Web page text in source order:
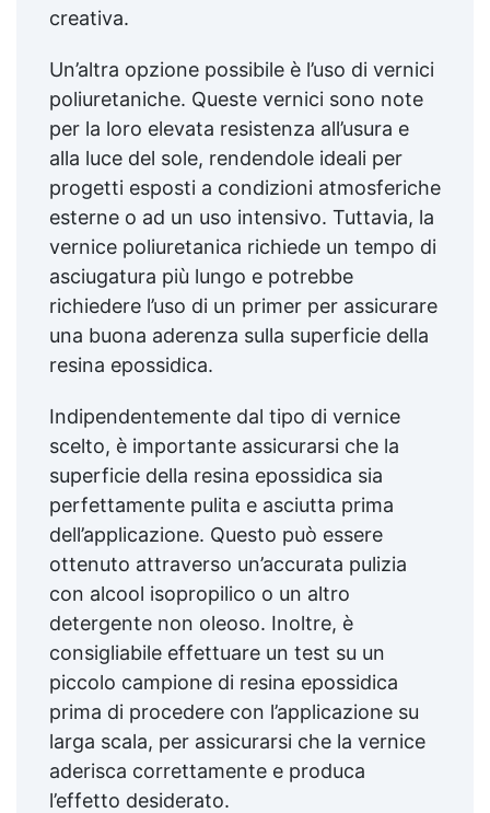
creativa.
Un’altra opzione possibile è l’uso di vernici
poliuretaniche. Queste vernici sono note
per la loro elevata resistenza all’usura e
alla luce del sole, rendendole ideali per
progetti esposti a condizioni atmosferiche
esterne o ad un uso intensivo. Tuttavia, la
vernice poliuretanica richiede un tempo di
asciugatura più lungo e potrebbe
richiedere l’uso di un primer per assicurare
una buona aderenza sulla superficie della
resina epossidica.
Indipendentemente dal tipo di vernice
scelto, è importante assicurarsi che la
superficie della resina epossidica sia
perfettamente pulita e asciutta prima
dell’applicazione. Questo può essere
ottenuto attraverso un’accurata pulizia
con alcool isopropilico o un altro
detergente non oleoso. Inoltre, è
consigliabile effettuare un test su un
piccolo campione di resina epossidica
prima di procedere con l’applicazione su
larga scala, per assicurarsi che la vernice
aderisca correttamente e produca
l’effetto desiderato.